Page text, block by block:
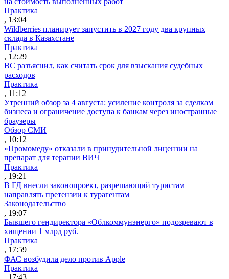
Практика
, 13:04
Wildberries планирует запустить в 2027 году два крупных
склада в Казахстане
Практика
, 12:29
ВС разъяснил, как считать срок для взыскания судебных
расходов
Практика
, 11:12
Утренний обзор за 4 августа: усиление контроля за сделкам
бизнеса и ограничение доступа к банкам через иностранные
браузеры
Обзор СМИ
, 10:12
«Промомеду» отказали в принудительной лицензии на
препарат для терапии ВИЧ
Практика
, 19:21
В ГД внесли законопроект, разрешающий туристам
направлять претензии к турагентам
Законодательство
, 19:07
Бывшего гендиректора «Облкоммунэнерго» подозревают в
хищении 1 млрд руб.
Практика
, 17:59
ФАС возбудила дело против Apple
Практика
, 17:43